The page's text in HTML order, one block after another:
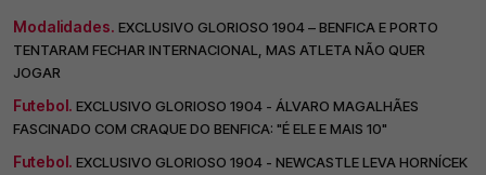
Modalidades. EXCLUSIVO GLORIOSO 1904 – BENFICA E PORTO
TENTARAM FECHAR INTERNACIONAL, MAS ATLETA NÃO QUER
JOGAR
Futebol. EXCLUSIVO GLORIOSO 1904 - ÁLVARO MAGALHÃES
FASCINADO COM CRAQUE DO BENFICA: "É ELE E MAIS 10"
Futebol. EXCLUSIVO GLORIOSO 1904 - NEWCASTLE LEVA HORNÍCEK